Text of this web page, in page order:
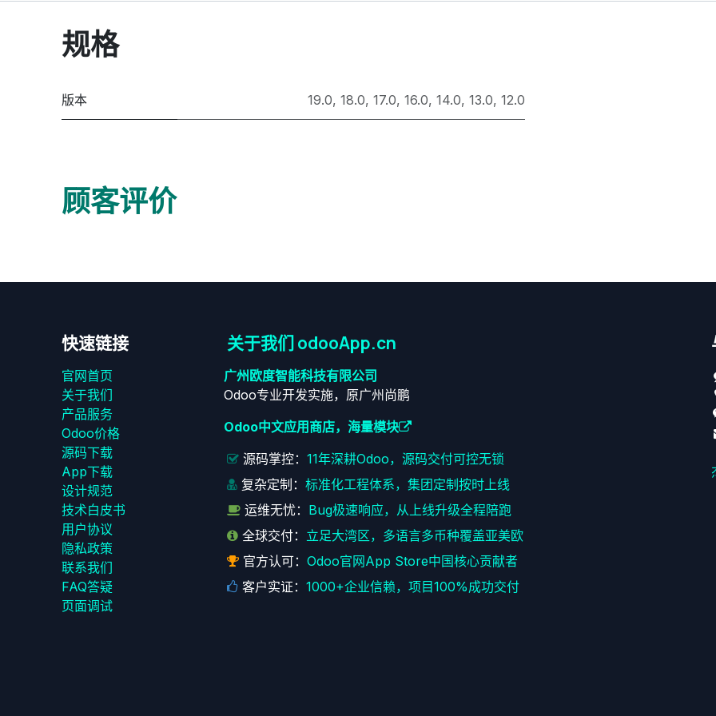
规格
版本 19.0, 18.0, 17.0, 16.0, 14.0, 13.0, 12.0
顾客评价
快速链接
官网首页
关于我们
产品服务
Odoo价格
源码下载
App下载
设计规范
技术白皮书
用户协议
‎隐私政策‎
联系我们
FAQ答疑
页面调试
关于我们 odooApp.cn
广州欧度智能科技有限公司
Odoo专业开发实施，原广州尚鹏
Odoo中文应用商店，海量模块
源码掌控：11年深耕Odoo，源码交付可控无锁
复杂定制：标准化工程体系，集团定制按时上线
运维无忧： Bug极速响应，从上线升级全程陪跑
全球交付： 立足大湾区，多语言多币种覆盖亚美欧
官方认可：Odoo官网App Store中国核心贡献者
客户实证：1000+企业信赖，项目100%成功交付